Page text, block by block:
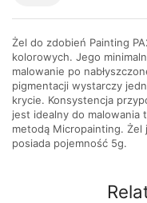
Żel do zdobień Painting
kolorowych. Jego
malowanie po
pigmentacji wystarczy
krycie. Konsystencja
jest idealny do malowania
metodą Micropainting.
posiada pojemność 5g.